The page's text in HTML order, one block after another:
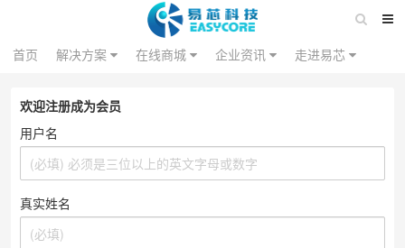
首页 解决方案 在线商城 企业资讯 走进易芯
欢迎注册成为会员
用户名
真实姓名